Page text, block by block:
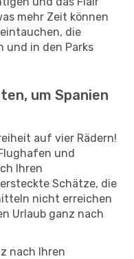
mehr Zeit können
die
und in den Parks
um Spanien
auf vier Rädern!
und
Ihren
Schätze, die
nicht erreichen
Urlaub ganz nach
nach Ihren